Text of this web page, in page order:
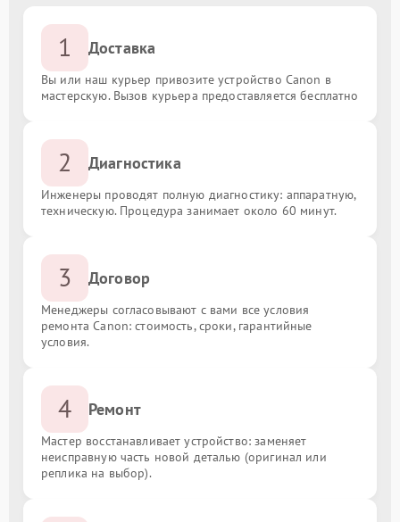
1 Доставка
Вы или наш курьер привозите устройство Canon в
мастерскую. Вызов курьера предоставляется бесплатно
2 Диагностика
Инженеры проводят полную диагностику: аппаратную,
техническую. Процедура занимает около 60 минут.
3 Договор
Менеджеры согласовывают с вами все условия
ремонта Canon: стоимость, сроки, гарантийные
условия.
4 Ремонт
Мастер восстанавливает устройство: заменяет
неисправную часть новой деталью (оригинал или
реплика на выбор).